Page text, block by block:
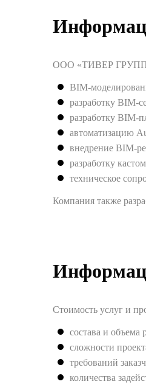
ООО «ТИВЕР ГРУПП»
BIM-
разработку BIM-
разработку BIM-
автоматизацию
внедрение BIM-
разработку
техническое
Компания также
Стоимость услуг и
состава и объема
сложности
требований
количества